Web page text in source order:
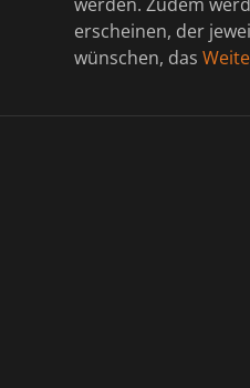
erscheinen, der
wünschen, das